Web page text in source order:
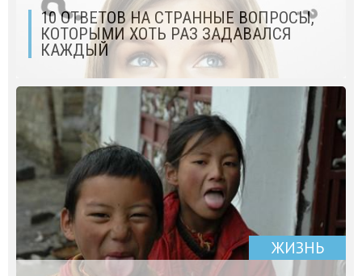
10 ОТВЕТОВ НА СТРАННЫЕ ВОПРОСЫ,
КОТОРЫМИ ХОТЬ РАЗ ЗАДАВАЛСЯ
КАЖДЫЙ
ЖИЗНЬ